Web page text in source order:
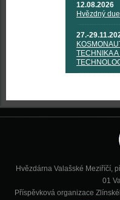
12.08.2026
Hvězdný duel
27.-
TECHNIKA
Hvězdárna Valašské Meziříčí,
01
Příspěvková organizace